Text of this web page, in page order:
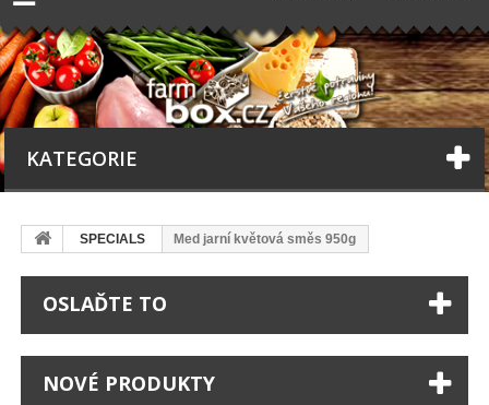
KATEGORIE
SPECIALS Med jarní květová směs 950g
OSLAĎTE TO
NOVÉ PRODUKTY